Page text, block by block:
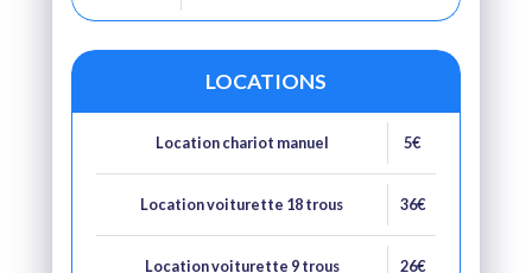
LOCATIONS
Location chariot manuel 5€
Location voiturette 18 trous 36€
Location voiturette 9 trous 26€